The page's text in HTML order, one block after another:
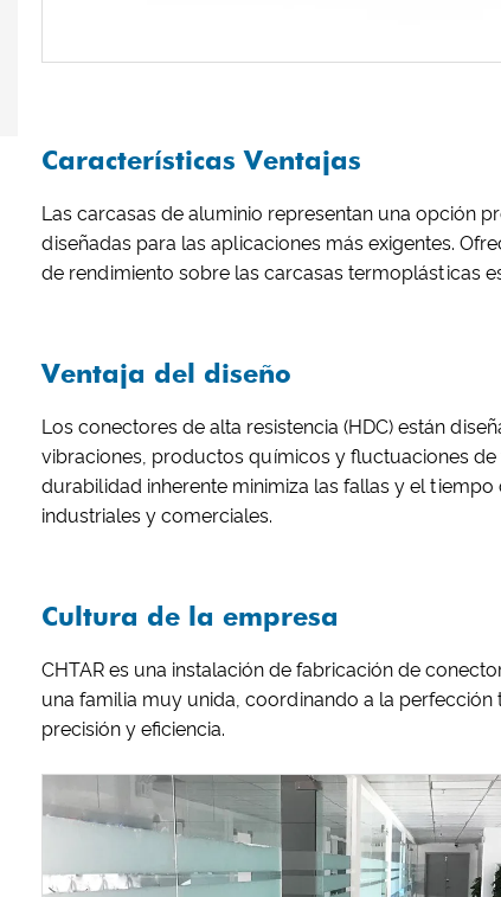
Características Ventajas
Las carcasas de aluminio representan una opción
diseñadas para las aplicaciones más exigentes.
de rendimiento sobre las carcasas termoplásticas
Ventaja del diseño
Los conectores de alta resistencia (HDC) están
vibraciones, productos químicos y fluctuaciones
durabilidad inherente minimiza las fallas y el
industriales y comerciales.
Cultura de la empresa
CHTAR es una instalación de fabricación de
una familia muy unida, coordinando a la
precisión y eficiencia.